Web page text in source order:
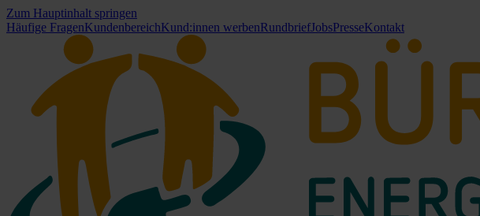
Zum Hauptinhalt springen
Häufige FragenKundenbereichKund:innen werbenRundbriefJobsPresseKontakt